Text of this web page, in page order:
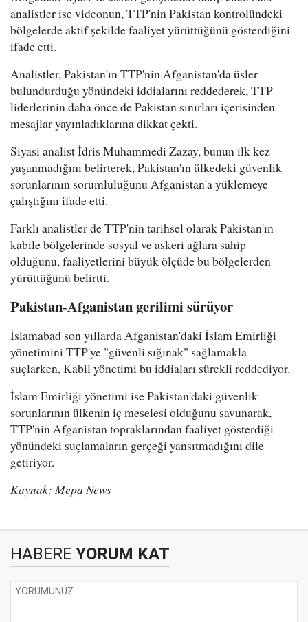
analistler ise videonun, TTP'nin Pakistan kontrolündeki
bölgelerde aktif şekilde faaliyet yürüttüğünü gösterdiğini
ifade etti.
Analistler, Pakistan'ın TTP'nin Afganistan'da üsler
bulundurduğu yönündeki iddialarını reddederek, TTP
liderlerinin daha önce de Pakistan sınırları içerisinden
mesajlar yayınladıklarına dikkat çekti.
Siyasi analist İdris Muhammedi Zazay, bunun ilk kez
yaşanmadığını belirterek, Pakistan'ın ülkedeki güvenlik
sorunlarının sorumluluğunu Afganistan'a yüklemeye
çalıştığını ifade etti.
Farklı analistler de TTP'nin tarihsel olarak Pakistan'ın
kabile bölgelerinde sosyal ve askeri ağlara sahip
olduğunu, faaliyetlerini büyük ölçüde bu bölgelerden
yürüttüğünü belirtti.
Pakistan-Afganistan gerilimi sürüyor
İslamabad son yıllarda Afganistan'daki İslam Emirliği
yönetimini TTP'ye "güvenli sığınak" sağlamakla
suçlarken, Kabil yönetimi bu iddiaları sürekli reddediyor.
İslam Emirliği yönetimi ise Pakistan'daki güvenlik
sorunlarının ülkenin iç meselesi olduğunu savunarak,
TTP'nin Afganistan topraklarından faaliyet gösterdiği
yönündeki suçlamaların gerçeği yansıtmadığını dile
getiriyor.
Kaynak: Mepa News
HABERE YORUM KAT